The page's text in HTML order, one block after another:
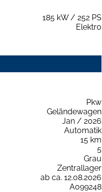
185 kW / 252 PS
Elektro
Pkw
Geländewagen
Jan / 2026
Automatik
15 km
5
Grau
Zentrallager
ab ca. 12.08.2026
A099248